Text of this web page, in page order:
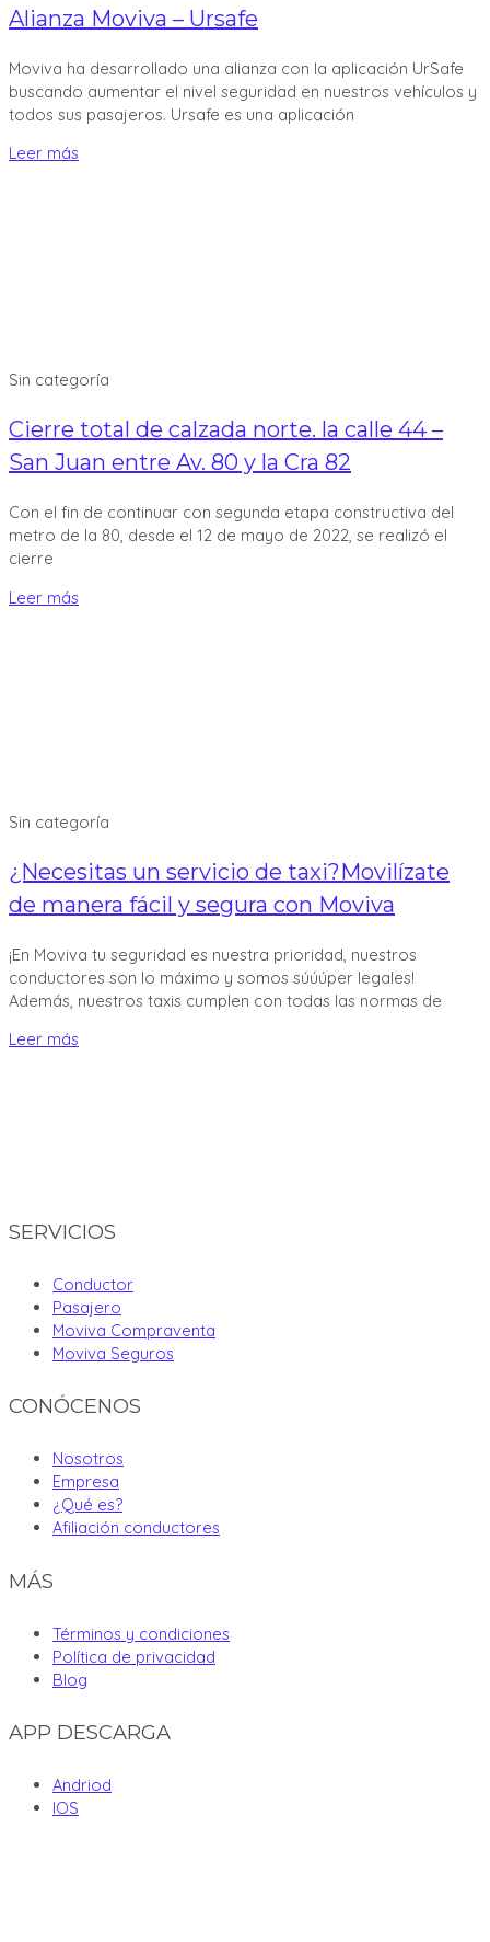
Alianza Moviva – Ursafe
Moviva ha desarrollado una alianza con la aplicación UrSafe
buscando aumentar el nivel seguridad en nuestros vehículos y
todos sus pasajeros. Ursafe es una aplicación
Leer más
Sin categoría
Cierre total de calzada norte. la calle 44 –
San Juan entre Av. 80 y la Cra 82
Con el fin de continuar con segunda etapa constructiva del
metro de la 80, desde el 12 de mayo de 2022, se realizó el
cierre
Leer más
Sin categoría
¿Necesitas un servicio de taxi?Movilízate
de manera fácil y segura con Moviva
¡En Moviva tu seguridad es nuestra prioridad, nuestros
conductores son lo máximo y somos súúúper legales!
Además, nuestros taxis cumplen con todas las normas de
Leer más
SERVICIOS
Conductor
Pasajero
Moviva Compraventa
Moviva Seguros
CONÓCENOS
Nosotros
Empresa
¿Qué es?
Afiliación conductores
MÁS
Términos y condiciones
Política de privacidad
Blog
APP DESCARGA
Andriod
IOS